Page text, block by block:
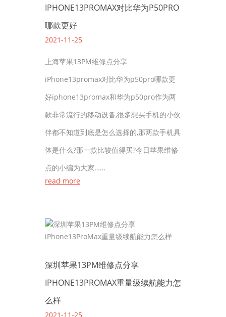
IPHONE13PROMAX对比华为P50PRO
哪款更好
2021-11-25
上海苹果13PM维修点分享
iPhone13promax对比华为p50pro哪款更
好iphone13promax和华为p50pro作为两
款非常流行的移动设备,很多想买手机的小伙
伴都不知道到底是怎么选择的,那两款手机具
体是什么?那一款比较值得买?今日苹果维修
点的小编为大家……
read more
深圳苹果13PM维修点分享
IPHONE13PROMAX重量级续航能力怎
么样
2021-11-25